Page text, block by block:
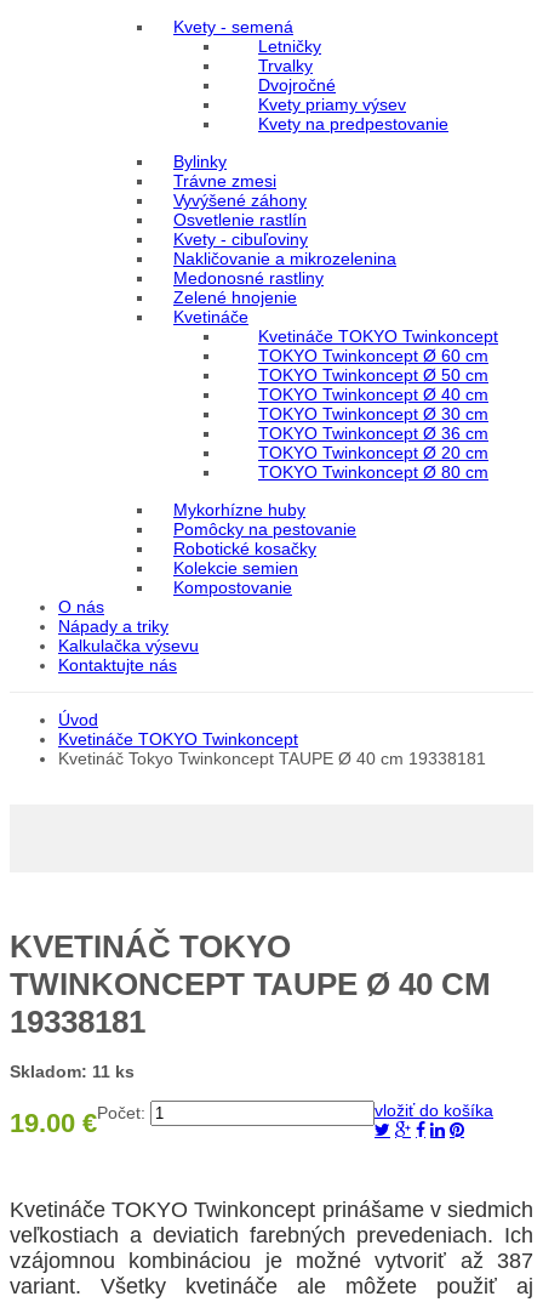
Kvety - semená
Letničky
Trvalky
Dvojročné
Kvety priamy výsev
Kvety na predpestovanie
Bylinky
Trávne zmesi
Vyvýšené záhony
Osvetlenie rastlín
Kvety - cibuľoviny
Nakličovanie a mikrozelenina
Medonosné rastliny
Zelené hnojenie
Kvetináče
Kvetináče TOKYO Twinkoncept
TOKYO Twinkoncept Ø 60 cm
TOKYO Twinkoncept Ø 50 cm
TOKYO Twinkoncept Ø 40 cm
TOKYO Twinkoncept Ø 30 cm
TOKYO Twinkoncept Ø 36 cm
TOKYO Twinkoncept Ø 20 cm
TOKYO Twinkoncept Ø 80 cm
Mykorhízne huby
Pomôcky na pestovanie
Robotické kosačky
Kolekcie semien
Kompostovanie
O nás
Nápady a triky
Kalkulačka výsevu
Kontaktujte nás
Úvod
Kvetináče TOKYO Twinkoncept
Kvetináč Tokyo Twinkoncept TAUPE Ø 40 cm 19338181
KVETINÁČ TOKYO
TWINKONCEPT TAUPE Ø 40 CM
19338181
Skladom: 11 ks
19.00 €Počet: vložiť do košíka
Kvetináče TOKYO Twinkoncept prinášame v siedmich
veľkostiach a deviatich farebných prevedeniach. Ich
vzájomnou kombináciou je možné vytvoriť až 387
variant. Všetky kvetináče ale môžete použiť aj